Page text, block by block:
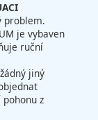
problem.
je vybaven
ruční
jiný
z